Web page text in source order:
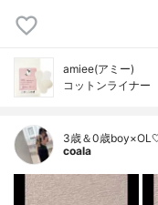
amiee(アミー)
コットンライナー
3歳＆0歳
coala